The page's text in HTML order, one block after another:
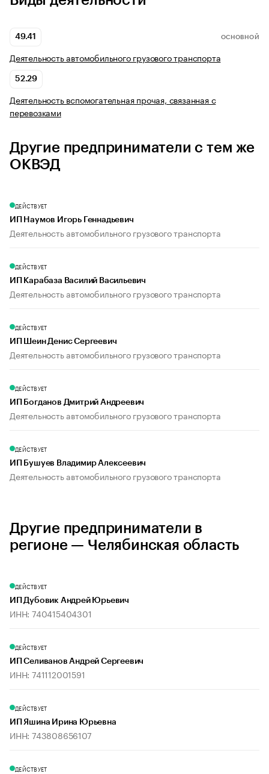
49.41 ОСНОВНОЙ
Деятельность автомобильного грузового транспорта
52.29
Деятельность вспомогательная прочая, связанная с
перевозками
Другие предприниматели с тем же
ОКВЭД
ДЕЙСТВУЕТ
ИП Наумов Игорь Геннадьевич
Деятельность автомобильного грузового транспорта
ДЕЙСТВУЕТ
ИП Карабаза Василий Васильевич
Деятельность автомобильного грузового транспорта
ДЕЙСТВУЕТ
ИП Шеин Денис Сергеевич
Деятельность автомобильного грузового транспорта
ДЕЙСТВУЕТ
ИП Богданов Дмитрий Андреевич
Деятельность автомобильного грузового транспорта
ДЕЙСТВУЕТ
ИП Бушуев Владимир Алексеевич
Деятельность автомобильного грузового транспорта
Другие предприниматели в
регионе — Челябинская область
ДЕЙСТВУЕТ
ИП Дубовик Андрей Юрьевич
ИНН: 740415404301
ДЕЙСТВУЕТ
ИП Селиванов Андрей Сергеевич
ИНН: 741112001591
ДЕЙСТВУЕТ
ИП Яшина Ирина Юрьевна
ИНН: 743808656107
ДЕЙСТВУЕТ